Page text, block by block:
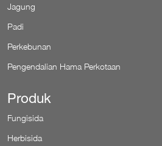
Jagung
Padi
Perkebunan
Pengendalian Hama Perkotaan
Produk
Fungisida
Herbisida